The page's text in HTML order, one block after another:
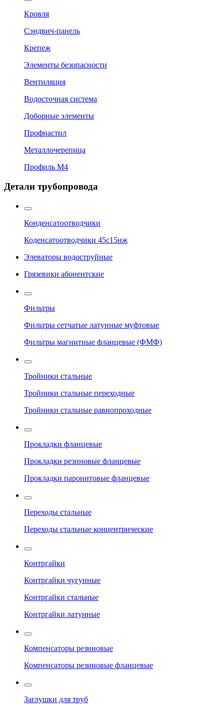
Кровля
Сэндвич-панель
Крепеж
Элементы безопасности
Вентиляция
Водосточная система
Доборные элементы
Профнастил
Металлочерепица
Профиль М4
Детали трубопровода
Конденсатоотводчики
Коденсатоотводчики 45с15нж
Элеваторы водоструйные
Грязевики абонентские
Фильтры
Фильтры сетчатые латунные муфтовые
Фильтры магнитные фланцевые (ФМФ)
Тройники стальные
Тройники стальные переходные
Тройники стальные равнопроходные
Прокладки фланцевые
Прокладки резиновые фланцевые
Прокладки паронитовые фланцевые
Переходы стальные
Переходы стальные концентрические
Контргайки
Контргайки чугунные
Контргайки стальные
Контргайки латунные
Компенсаторы резиновые
Компенсаторы резиновые фланцевые
Заглушки для труб